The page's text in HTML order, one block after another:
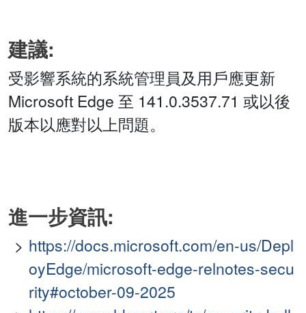
建議:
受影響系統的系統管理員及用戶應更新
Microsoft Edge 至 141.0.3537.71 或以後
版本以應對以上問題。
進一步資訊:
https://docs.microsoft.com/en-us/Depl
oyEdge/microsoft-edge-relnotes-secu
rity#october-09-2025